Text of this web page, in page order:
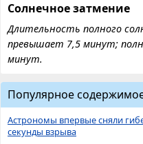
Солнечное затмение
Длительность полного
превышает 7,5 минут;
минут.
Популярное
Астрономы впервые сняли
секунды взрыва